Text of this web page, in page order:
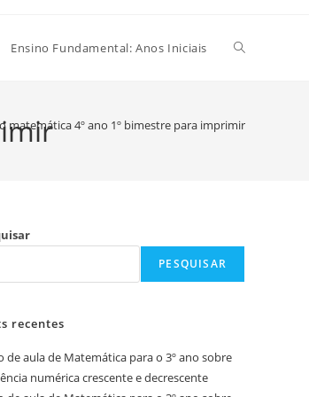
Ensino Fundamental: Anos Iniciais Alternar
site
matemática 4º ano 1º bimestre para imprimir
PESQUISAR
recentes
de aula de Matemática para o 3º ano sobre
numérica crescente e decrescente